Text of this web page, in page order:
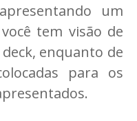
um
tem visão de
enquanto de
para os